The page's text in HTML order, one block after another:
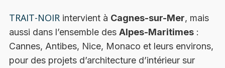
TRAIT-NOIR intervient à Cagnes-sur-Mer, mais
aussi dans l’ensemble des Alpes-Maritimes :
Cannes, Antibes, Nice, Monaco et leurs environs,
pour des projets d’architecture d’intérieur sur